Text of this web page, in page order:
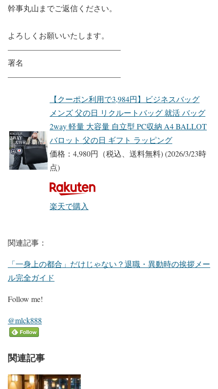
幹事丸山までご返信ください。
よろしくお願いいたします。
——————————————–
署名
——————————————–
【クーポン利用で3,984円】ビジネスバッグ
メンズ 父の日 リクルートバッグ 就活 バッグ
2way 軽量 大容量 自立型 PC収納 A4 BALLOT
バロット 父の日 ギフト ラッピング
価格：4,980円（税込、送料無料)(2026/3/23時
点)
楽天で購入
関連記事：
「一身上の都合」だけじゃない？退職・異動時の挨拶メー
ル完全ガイド
Follow me!
@mlck888
関連記事